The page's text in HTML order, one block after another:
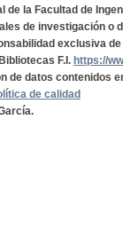
de la Facultad de
de investigación o
exclusiva
F.I. https://
de datos contenidos
de calidad